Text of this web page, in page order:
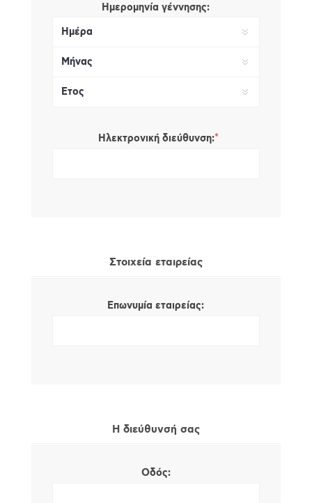
Ημερομηνία γέννησης:
Ηλεκτρονική διεύθυνση:*
Στοιχεία εταιρείας
Επωνυμία εταιρείας:
Η διεύθυνσή σας
Οδός: